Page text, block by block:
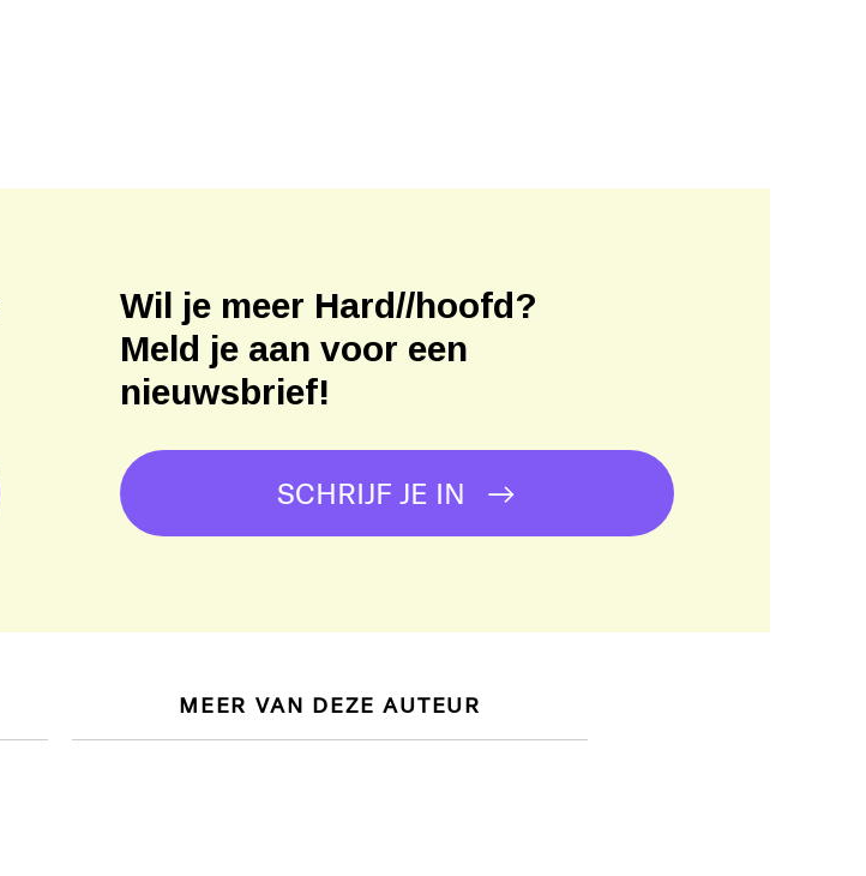
Wil je meer Hard//hoofd?
Meld je aan voor een
nieuwsbrief!
SCHRIJF JE IN
MEER VAN DEZE AUTEUR